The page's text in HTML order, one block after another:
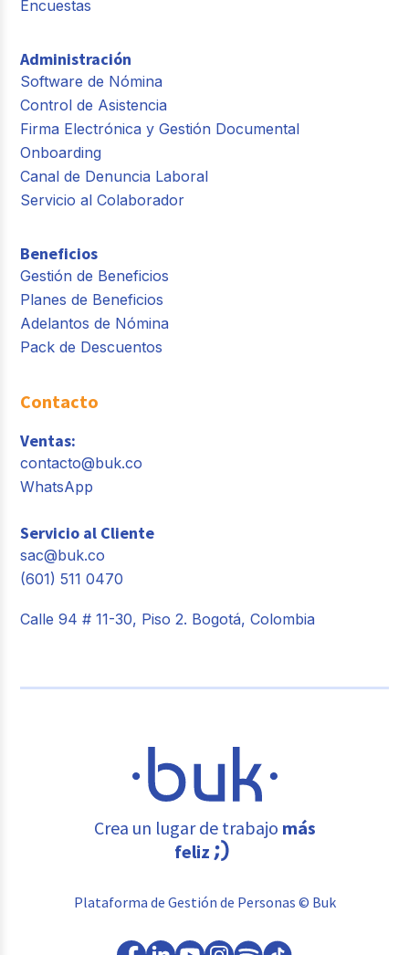
Encuestas
Administración
Software de Nómina
Control de Asistencia
Firma Electrónica y Gestión Documental
Onboarding
Canal de Denuncia Laboral
Servicio al Colaborador
Beneficios
Gestión de Beneficios
Planes de Beneficios
Adelantos de Nómina
Pack de Descuentos
Contacto
Ventas:
contacto@buk.co
WhatsApp
Servicio al Cliente
sac@buk.co
(601) 511 0470
Calle 94 # 11-30, Piso 2. Bogotá, Colombia
Crea un lugar de trabajo más
feliz
Plataforma de Gestión de Personas © Buk